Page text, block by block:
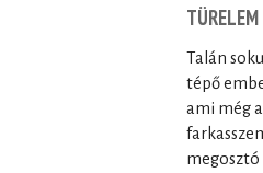
TÜRELEM
Talán
tépő
ami még
megosztó